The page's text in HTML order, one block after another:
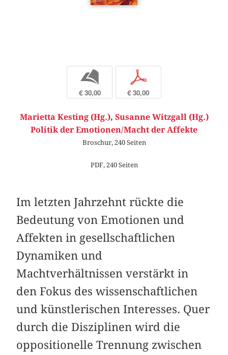
b
€ 30,00
p
€ 30,00
Marietta Kesting (Hg.), Susanne Witzgall (Hg.)
Politik der Emotionen/Macht der Affekte
Broschur, 240 Seiten
PDF, 240 Seiten
Im letzten Jahrzehnt rückte die
Bedeutung von Emotionen und
Affekten in gesellschaftlichen
Dynamiken und
Machtverhältnissen verstärkt in
den Fokus des wissenschaftlichen
und künstlerischen Interesses. Quer
durch die Disziplinen wird die
oppositionelle Trennung zwischen